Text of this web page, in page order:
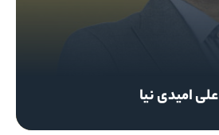
علی امیدی نیا